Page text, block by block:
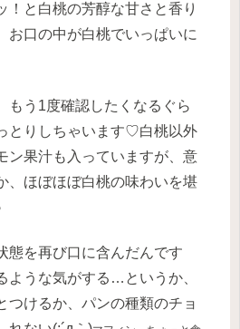
！と白桃の芳醇な甘さと香り
お口の中が白桃でいっぱいに
もう1度確認したくなるぐら
とりしちゃいます♡白桃以外
ン果汁も入っていますが、意
ほぼほぼ白桃の味わいを堪
態を再び口に含んだんです
ような気がする…というか、
つけるか、パンの種類のチョ